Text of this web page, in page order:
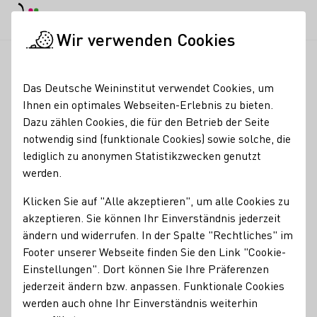
Gaffeegränzschen mit
der Bierdermeierin
Registrierung erforderlich
Die Biedermeierin mit beeindruckendem Kostüm lädt zum
„Gaffeegränzschen“ ein. Serviert werden ein „Scheelchen
Heeßer“, eine köstliche Eierschecke und natürlich darf
auch ein Likörchen zum Abschluss nicht fehlen – den
Herren servieren wir auch gerne einen Weinbrand. Doch
Wir verwenden Cookies
Das Deutsche Weininstitut verwendet Cookies, um
Ihnen ein optimales Webseiten-Erlebnis zu bieten.
Dazu zählen Cookies, die für den Betrieb der Seite
notwendig sind (funktionale Cookies) sowie solche, die
lediglich zu anonymen Statistikzwecken genutzt
werden.
Klicken Sie auf "Alle akzeptieren", um alle Cookies zu
akzeptieren. Sie können Ihr Einverständnis jederzeit
ändern und widerrufen. In der Spalte "Rechtliches" im
Footer unserer Webseite finden Sie den Link "Cookie-
Einstellungen". Dort können Sie Ihre Präferenzen
jederzeit ändern bzw. anpassen. Funktionale Cookies
werden auch ohne Ihr Einverständnis weiterhin